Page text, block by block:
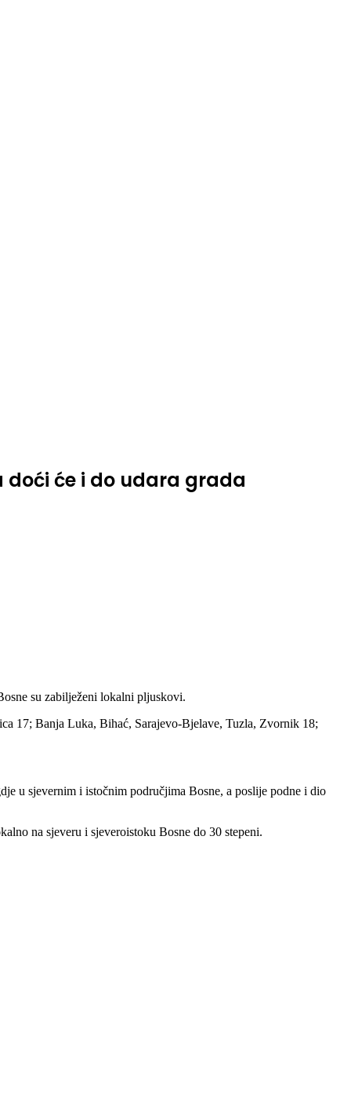
doći će i do udara grada
su zabilježeni lokalni pljuskovi.
17; Banja Luka, Bihać, Sarajevo-Bjelave, Tuzla, Zvornik 18;
u sjevernim i istočnim područjima Bosne, a poslije podne i dio
na sjeveru i sjeveroistoku Bosne do 30 stepeni.